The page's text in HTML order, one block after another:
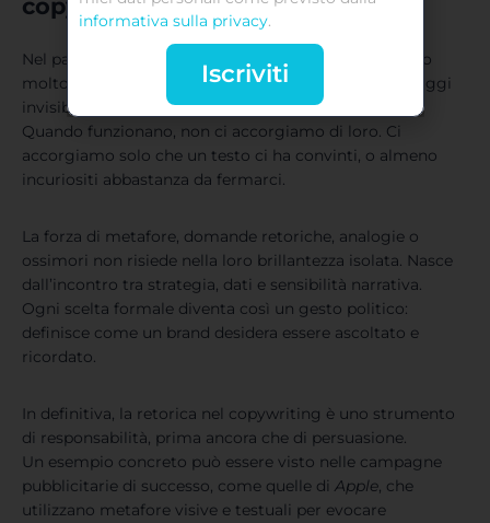
copywriting moderno
Nel panorama digitale saturo, le figure retoriche sono
molto più di un ornamento linguistico. Sono ingranaggi
invisibili che allineano emozioni, logica e azione.
Quando funzionano, non ci accorgiamo di loro. Ci
accorgiamo solo che un testo ci ha convinti, o almeno
incuriositi abbastanza da fermarci.
La forza di metafore, domande retoriche, analogie o
ossimori non risiede nella loro brillantezza isolata. Nasce
dall’incontro tra strategia, dati e sensibilità narrativa.
Ogni scelta formale diventa così un gesto politico:
definisce come un brand desidera essere ascoltato e
ricordato.
In definitiva, la retorica nel copywriting è uno strumento
di responsabilità, prima ancora che di persuasione.
Un esempio concreto può essere visto nelle campagne
pubblicitarie di successo, come quelle di Apple, che
utilizzano metafore visive e testuali per evocare
informativa sulla privacy.
Iscriviti